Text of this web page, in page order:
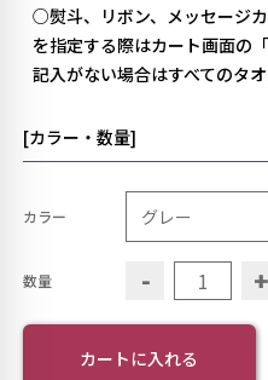
○熨斗、リボン、メッセージ
を指定する際はカート画面の
記入がない場合はすべてのタ
[カラー・数量]
カラー
数量 - +
カートに入れる